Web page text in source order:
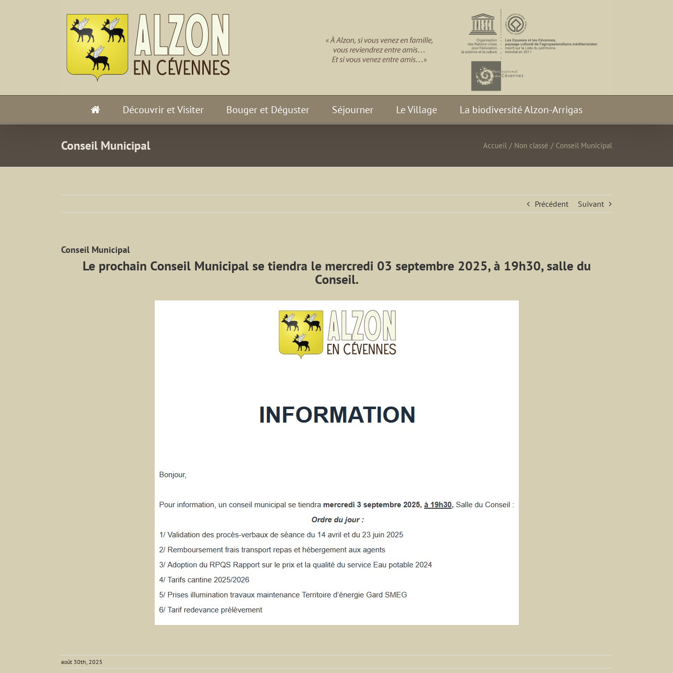
Découvrir et Visiter Bouger et Déguster Séjourner Le Village La biodiversité Alzon-Arrigas
Conseil Municipal Accueil / Non classé / Conseil Municipal
Précédent Suivant
Conseil Municipal
Le prochain Conseil Municipal se tiendra le mercredi 03 septembre 2025, à 19h30, salle du
Conseil.
août 30th, 2025